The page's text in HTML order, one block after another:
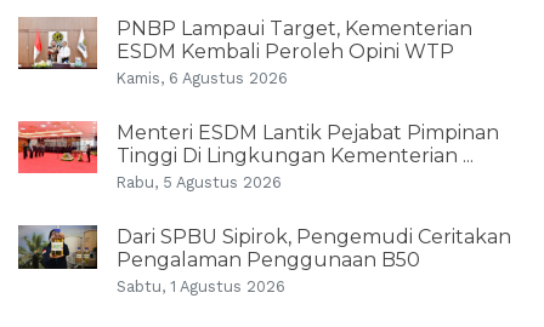
PNBP Lampaui Target, Kementerian
ESDM Kembali Peroleh Opini WTP
Kamis, 6 Agustus 2026
Menteri ESDM Lantik Pejabat Pimpinan
Tinggi Di Lingkungan Kementerian ...
Rabu, 5 Agustus 2026
Dari SPBU Sipirok, Pengemudi Ceritakan
Pengalaman Penggunaan B50
Sabtu, 1 Agustus 2026